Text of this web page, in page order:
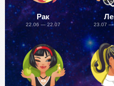
Рак
22.06 — 22.07 23.07 —